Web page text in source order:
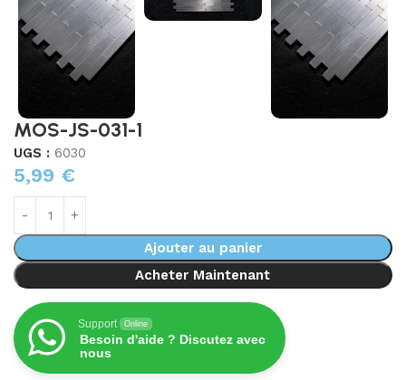
MOS-JS-031-1
UGS : 6030
5,99 €
Ajouter au panier
Acheter Maintenant
Support Online
Besoin d'aide ? Discutez avec
nous